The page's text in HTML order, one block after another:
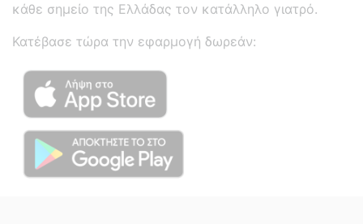
κάθε σημείο της Ελλάδας τον κατάλληλο γιατρό.
Κατέβασε τώρα την εφαρμογή δωρεάν: